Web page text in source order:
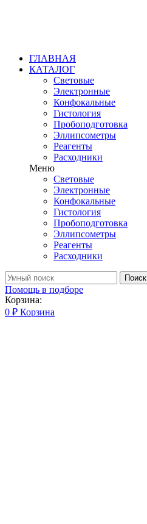
ГЛАВНАЯ
КАТАЛОГ
Световые
Электронные
Конфокальные
Гистология
Пробоподготовка
Эллипсометры
Реагенты
Расходники
Меню
Световые
Электронные
Конфокальные
Гистология
Пробоподготовка
Эллипсометры
Реагенты
Расходники
Поиск
Помощь в подборе
Корзина:
0 ₽ Корзина